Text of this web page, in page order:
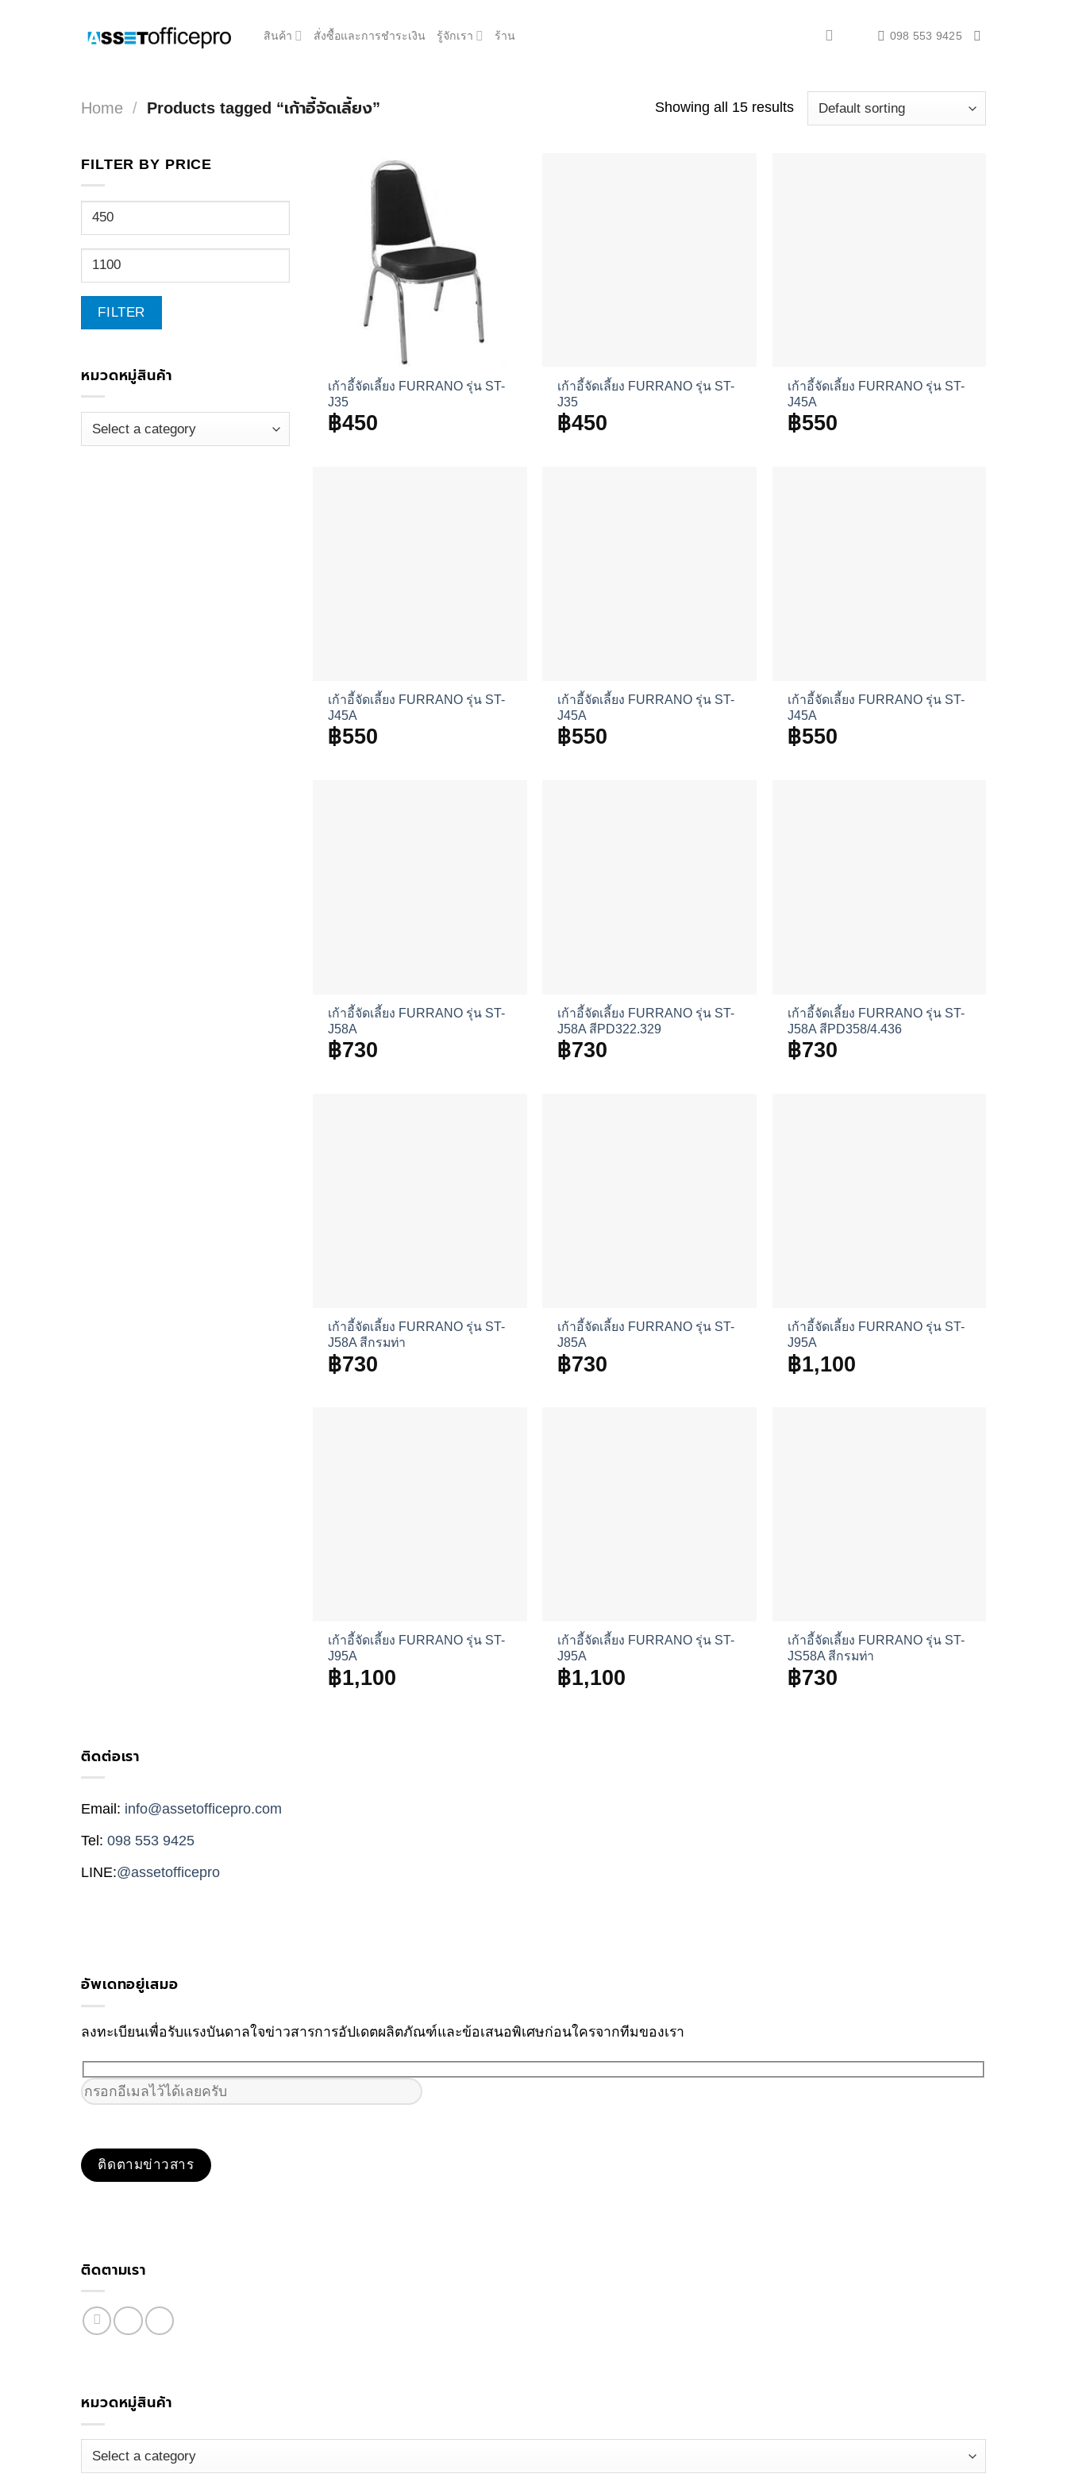
สินค้า สั่งซื้อและการชำระเงิน รู้จักเรา ร้าน 098 553 9425
Home / Products tagged “เก้าอี้จัดเลี้ยง” Showing all 15 results
FILTER BY PRICE
Min
Max
FILTER
หมวดหมู่สินค้า
เก้าอี้จัดเลี้ยง FURRANO รุ่น ST-
J35
฿450
เก้าอี้จัดเลี้ยง FURRANO รุ่น ST-
J35
฿450
เก้าอี้จัดเลี้ยง FURRANO รุ่น ST-
J45A
฿550
เก้าอี้จัดเลี้ยง FURRANO รุ่น ST-
J45A
฿550
เก้าอี้จัดเลี้ยง FURRANO รุ่น ST-
J45A
฿550
เก้าอี้จัดเลี้ยง FURRANO รุ่น ST-
J45A
฿550
เก้าอี้จัดเลี้ยง FURRANO รุ่น ST-
J58A
฿730
เก้าอี้จัดเลี้ยง FURRANO รุ่น ST-
J58A สีPD322.329
฿730
เก้าอี้จัดเลี้ยง FURRANO รุ่น ST-
J58A สีPD358/4.436
฿730
เก้าอี้จัดเลี้ยง FURRANO รุ่น ST-
J58A สีกรมท่า
฿730
เก้าอี้จัดเลี้ยง FURRANO รุ่น ST-
J85A
฿730
เก้าอี้จัดเลี้ยง FURRANO รุ่น ST-
J95A
฿1,100
เก้าอี้จัดเลี้ยง FURRANO รุ่น ST-
J95A
฿1,100
เก้าอี้จัดเลี้ยง FURRANO รุ่น ST-
J95A
฿1,100
เก้าอี้จัดเลี้ยง FURRANO รุ่น ST-
JS58A สีกรมท่า
฿730
ติดต่อเรา
Email: info@assetofficepro.com
Tel: 098 553 9425
LINE:@assetofficepro
อัพเดทอยู่เสมอ
ลงทะเบียนเพื่อรับแรงบันดาลใจข่าวสารการอัปเดตผลิตภัณฑ์และข้อเสนอพิเศษก่อนใครจากทีมของเรา
ติดตามเรา
หมวดหมู่สินค้า